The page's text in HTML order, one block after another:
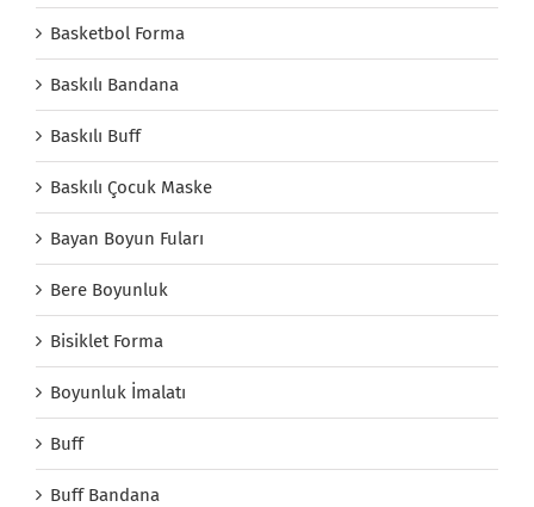
Basketbol Forma
Baskılı Bandana
Baskılı Buff
Baskılı Çocuk Maske
Bayan Boyun Fuları
Bere Boyunluk
Bisiklet Forma
Boyunluk İmalatı
Buff
Buff Bandana